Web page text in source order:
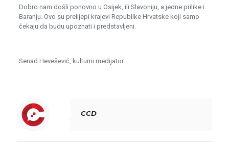
Dobro nam došli ponovno u Osijek, ili Slavoniju, a jedne prilike i
Baranju. Ovo su prelijepi krajevi Republike Hrvatske koji samo
čekaju da budu upoznati i predstavljeni.
Senad Hevešević, kulturni medijator
CCD